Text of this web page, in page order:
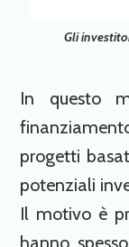
Gli
In questo
progetti
potenziali
Il motivo è
hanno